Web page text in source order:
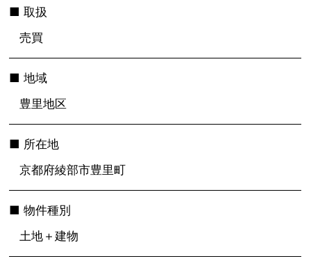
取扱
売買
地域
豊里地区
所在地
京都府綾部市豊里町
物件種別
土地＋建物